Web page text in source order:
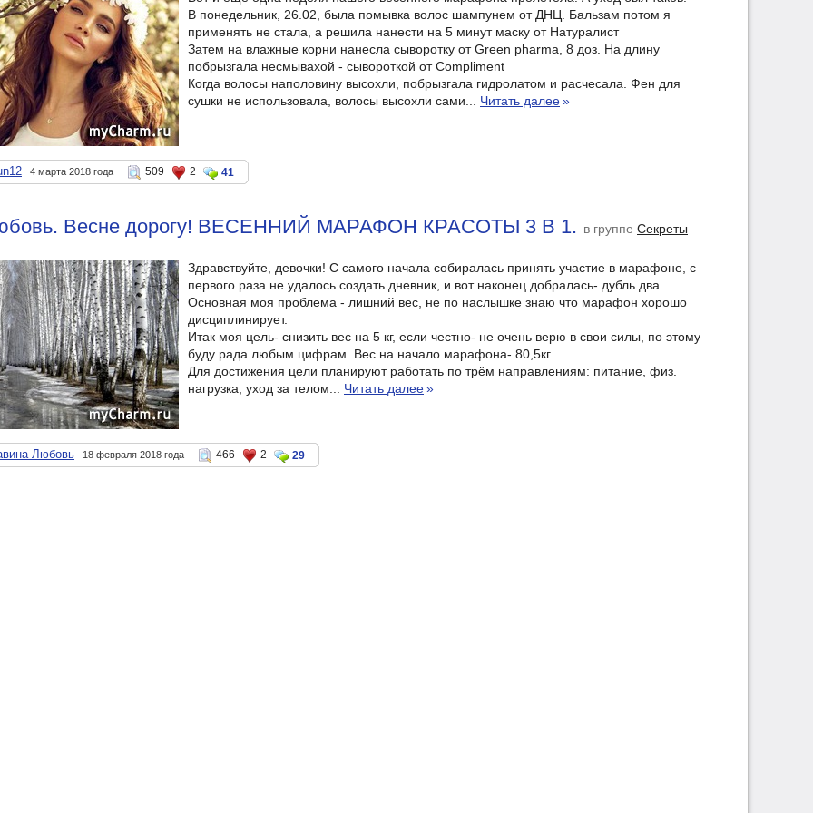
В понедельник, 26.02, была помывка волос шампунем от ДНЦ. Бальзам потом я
применять не стала, а решила нанести на 5 минут маску от Натуралист
Затем на влажные корни нанесла сыворотку от Green pharma, 8 доз. На длину
побрызгала несмывахой - сывороткой от Compliment
Когда волосы наполовину высохли, побрызгала гидролатом и расчесала. Фен для
сушки не использовала, волосы высохли сами... Читать далее»
4 марта 2018 года 509 2 41
Весне дорогу! ВЕСЕННИЙ МАРАФОН КРАСОТЫ 3 В 1. в группе Секреты
Здравствуйте, девочки! С самого начала собиралась принять участие в марафоне, с
первого раза не удалось создать дневник, и вот наконец добралась- дубль два.
Основная моя проблема - лишний вес, не по наслышке знаю что марафон хорошо
дисциплинирует.
Итак моя цель- снизить вес на 5 кг, если честно- не очень верю в свои силы, по этому
буду рада любым цифрам. Вес на начало марафона- 80,5кг.
Для достижения цели планируют работать по трём направлениям: питание, физ.
нагрузка, уход за телом... Читать далее»
Любовь 18 февраля 2018 года 466 2 29